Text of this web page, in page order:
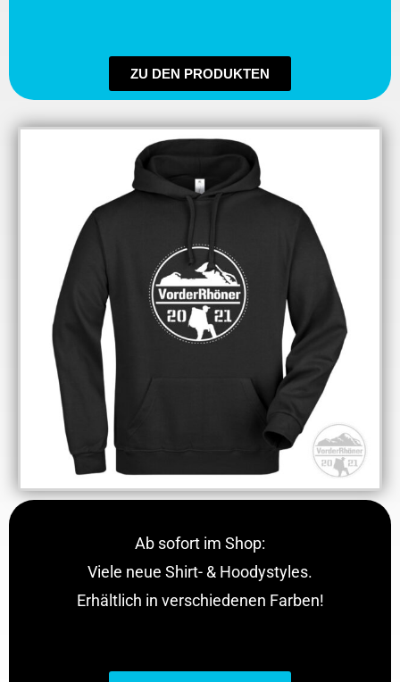
ZU DEN PRODUKTEN
Ab sofort im Shop:
Viele neue Shirt- & Hoodystyles.
Erhältlich in verschiedenen Farben!